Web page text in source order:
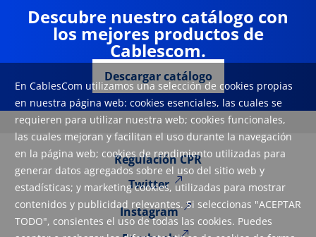
En CablesCom utilizamos una selección de cookies propias
en nuestra página web: cookies esenciales, las cuales se
requieren para utilizar nuestra web; cookies funcionales,
las cuales mejoran y facilitan el uso durante la navegación
en la página web; cookies de rendimiento utilizadas para
generar datos agregados sobre el uso del sitio web y
estadísticas; y marketing cookies, utilizadas para mostrar
contenidos y publicidad relevantes. Si seleccionas "ACEPTAR
TODO", consientes el uso de todas las cookies. Puedes
Descubre nuestro catálogo con
los mejores productos de
Cablescom.
Descargar catálogo
Regulación CPR
Twitter
Instagram